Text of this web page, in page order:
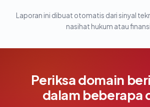
Laporan ini dibuat otomatis dari sinyal
nasihat hukum atau
Periksa domain
dalam beberapa